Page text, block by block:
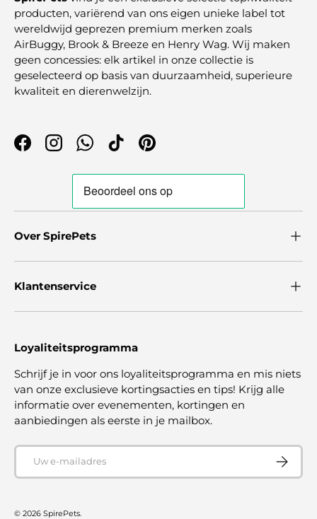
producten, variërend van ons eigen unieke label tot
wereldwijd geprezen premium merken zoals
AirBuggy, Brook & Breeze en Henry Wag. Wij maken
geen concessies: elk artikel in onze collectie is
geselecteerd op basis van duurzaamheid, superieure
kwaliteit en dierenwelzijn.
FacebookInstagramWhatsApp
TikTokPinterest
Over SpirePets
Klantenservice
Loyaliteitsprogramma
Schrijf je in voor ons loyaliteitsprogramma en mis niets
van onze exclusieve kortingsacties en tips! Krijg alle
informatie over evenementen, kortingen en
aanbiedingen als eerste in je mailbox.
E-mailadres
© 2026 SpirePets